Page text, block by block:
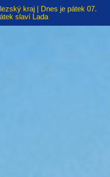
kraj | Dnes je pátek 07.
slaví Lada